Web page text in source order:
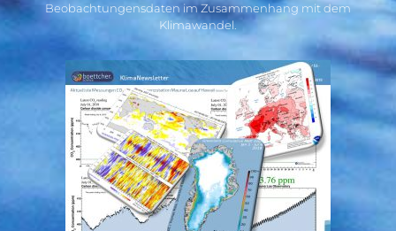
Beobachtungensdaten im Zusammenhang mit dem
Klimawandel.